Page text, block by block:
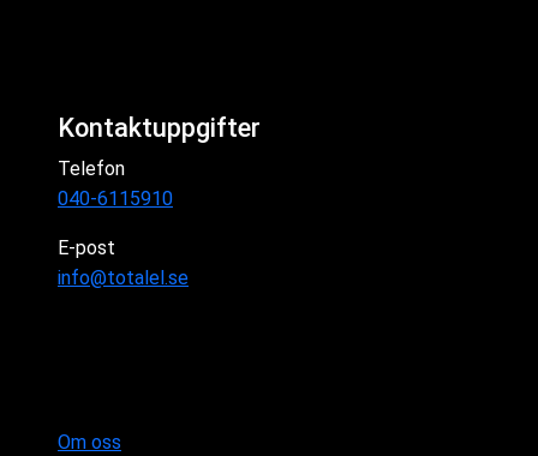
Kontaktuppgifter
Telefon
040-6115910
E-post
info@totalel.se
Om oss